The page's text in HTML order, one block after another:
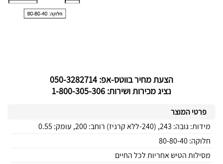
הצעת מחיר בווטס-אפ: 050-3282714
נציג מכירות ושירות: 1-800-305-306
פרטי המוצר
מידות: גובה: 243, (240-ללא קרניז) רוחב: 200, עומק: 0.55
חלוקה: 80-80-40
מסילות הטיש אחריות לכל החיים